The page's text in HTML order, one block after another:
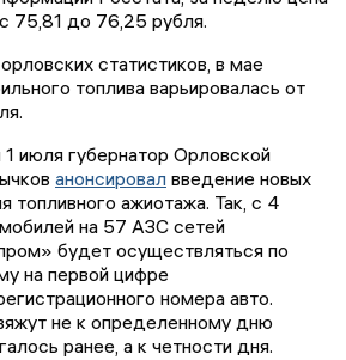
75,81 до 76,25 рубля.
статистиков, в мае
топлива варьировалась от
июля губернатор Орловской
анонсировал введение новых
топливного ажиотажа. Так, с 4
на 57 АЗС сетей
будет осуществляться по
на первой цифре
номера авто.
не к определенному дню
ранее, а к четности дня.